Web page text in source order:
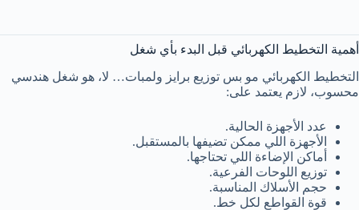
أهمية التخطيط الكهربائي قبل البدء بأي شغل
التخطيط الكهربائي مو بس توزيع برايز ولمبات… لا، هو شغل هندسي
محسوب، لازم يعتمد على:
عدد الأجهزة الحالية.
الأجهزة اللي ممكن تضيفها بالمستقبل.
أماكن الإضاءة اللي تحتاجها.
توزيع اللوحات الفرعية.
حجم الأسلاك المناسبة.
قوة القواطع لكل خط.